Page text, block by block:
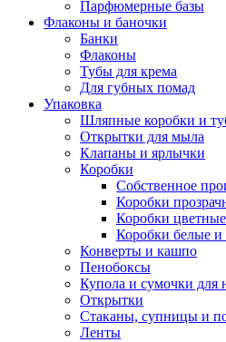
Парфюмерные базы
Флаконы и баночки
Банки
Флаконы
Тубы для крема
Для губных помад
Упаковка
Шляпные коробки и
Открытки для мыла
Клапаны и ярлычки
Коробки
Собственное
Коробки
Коробки цветные
Коробки белые и
Конверты и кашпо
Пенобоксы
Купола и сумочки для
Открытки
Стаканы, супницы и
Ленты